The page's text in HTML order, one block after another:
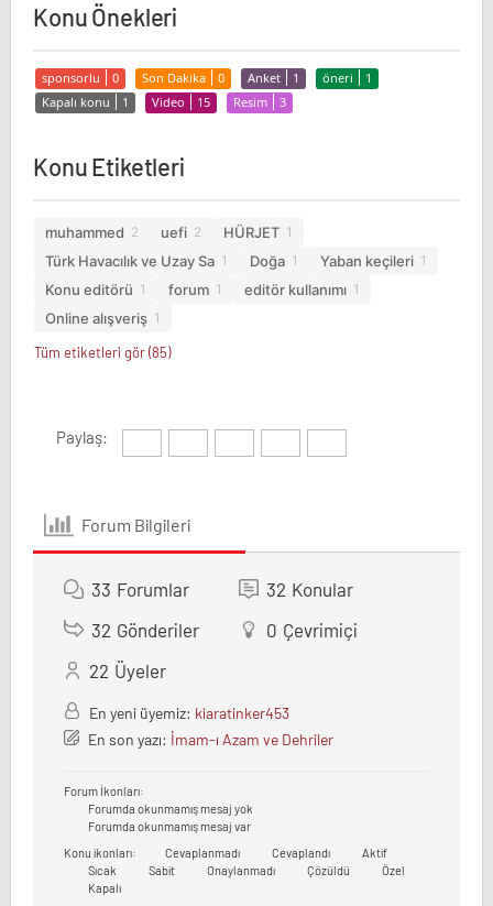
Konu Önekleri
sponsorlu 0 Son Dakika 0 Anket 1 öneri
1
Kapalı konu
1 Video 15 Resim 3
Konu Etiketleri
muhammed 2 uefi 2 HÜRJET 1
Türk Havacılık ve Uzay Sa 1 Doğa 1 Yaban keçileri 1
Konu editörü 1 forum 1 editör kullanımı 1
Online alışveriş 1
Tüm etiketleri gör (85)
Paylaş:
Forum Bilgileri
33 Forumlar 32 Konular
32 Gönderiler 0 Çevrimiçi
22 Üyeler
En yeni üyemiz: kiaratinker453
En son yazı: İmam-ı Azam ve Dehriler
Forum İkonları:
Forumda okunmamış mesaj yok
Forumda okunmamış mesaj var
Konu ikonları:
Cevaplanmadı Cevaplandı
Aktif
Sıcak
Sabit Onaylanmadı Çözüldü
Özel
Kapalı